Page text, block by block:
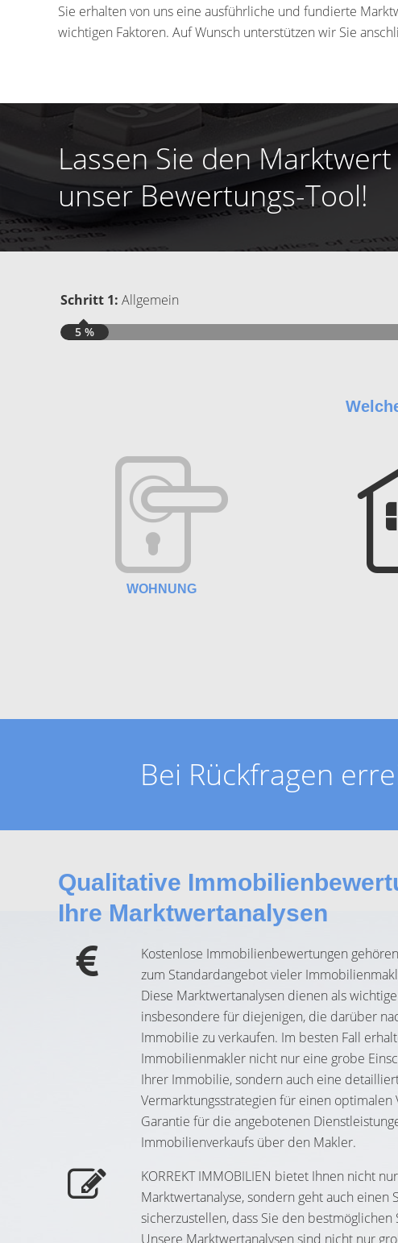
Sie erhalten von uns eine ausführliche und fundierte
wichtigen Faktoren. Auf Wunsch unterstützen wir Sie
Lassen Sie den
unser Bewertungs-Tool!
Schritt 1: Allgemein
5 %
WOHNUNG
Bei Rückfragen
Qualitative
Ihre Marktwertanalysen
Kostenlose Immobilienbewertungen
zum Standardangebot vieler
Diese Marktwertanalysen dienen als
insbesondere für diejenigen, die darüber
Immobilie zu verkaufen. Im besten Fall
Immobilienmakler nicht nur eine grobe
Ihrer Immobilie, sondern auch eine
Vermarktungsstrategien für einen optimalen
Garantie für die angebotenen
Immobilienverkaufs über den Makler.
KORREKT IMMOBILIEN bietet Ihnen nicht
Marktwertanalyse, sondern geht auch einen
sicherzustellen, dass Sie den bestmöglichen
Unsere Marktwertanalysen sind nicht nur